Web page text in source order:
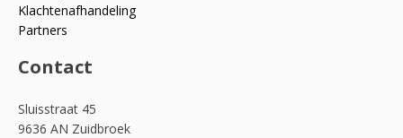
Klachtenafhandeling
Partners
Contact
Sluisstraat 45
9636 AN Zuidbroek